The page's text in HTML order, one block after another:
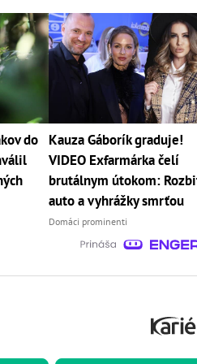
do
Kauza Gáborík graduje!
VIDEO Exfarmárka čelí
brutálnym útokom:
auto a vyhrážky smrťou
Domáci prominenti